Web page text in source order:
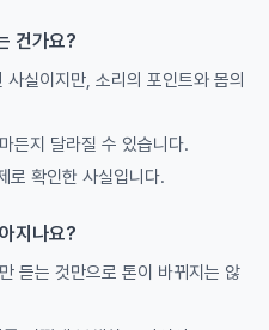
건가요?
실이지만, 소리의 포인트와 몸의
든지 달라질 수 있습니다.
로 확인한 사실입니다.
지나요?
듣는 것만으로 톤이 바뀌지는 않